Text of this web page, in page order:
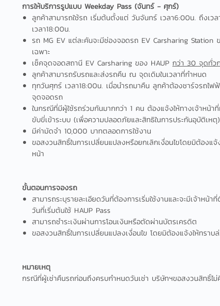
การให้บริการรูปแบบ Weekday Pass (จันทร์ - ศุกร์)
ลูกค้าสามารถใช้รถ เริ่มต้นตั้งแต่ วันจันทร์ เวลา6:00น. ถึงเว
เวลา18:00น.
รถ MG EV แต่ละคันจะมีช่องจอดรถ EV Carsharing Station
เฉพาะ
เช็คจุดจอดสถานี EV Carsharing ของ HAUP กว่า 30 จุดทั่ว
ลูกค้าสามารถรับรถและส่งรถคืน ณ จุดเดิมในเวลาที่กำหนด
ทุกวันศุกร์ เวลา18:00น. เมื่อนำรถมาคืน ลูกค้าต้องชาร์จรถไฟ
จุดจอดรถ
ในกรณีที่มีผู้ใช้รถร่วมกันมากกว่า 1 คน ต้องแจ้งให้ทางเจ้าหน้าที่
ขับขี่เข้าระบบ (เพื่อความปลอดภัยและสิทธิในการประกันอุบัติเหตุ)
มีค่ามัดจำ 10,000 บาทตลอดการใช้งาน
ขอสงวนสิทธิ์ในการเปลี่ยนแปลงหรือยกเลิกเงื่อนไขโดยมิต้องแจ้
หน้า
ขั้นตอนการจองรถ
สามารถระบุรายละเอียดวันที่ต้องการเริ่มใช้งานและจะมีเจ้าหน้
วันที่เริ่มต้นใช้ HAUP Pass
สามารถชำระเงินผ่านการโอนเงินหรือตัดผ่านบัตรเครดิต
ขอสงวนสิทธิ์ในการเปลี่ยนแปลงเงื่อนไข โดยมิต้องแจ้งให้ทราบ
หมายเหตุ
กรณีที่ผู้เช่าคืนรถก่อนถึงครบกำหนดวันเช่า บริษัทฯขอสงวนสิทธิ์ไ